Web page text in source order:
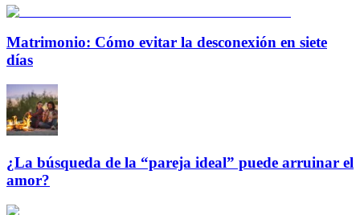
Matrimonio: Cómo evitar la desconexión en siete
días
¿La búsqueda de la “pareja ideal” puede arruinar el
amor?